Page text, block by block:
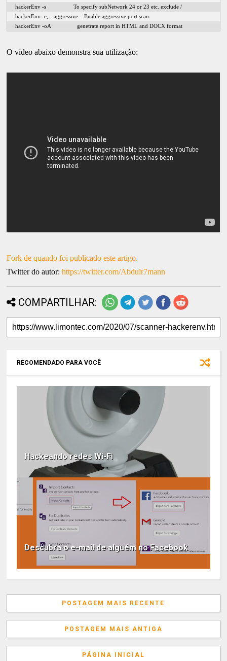
hackerEnv -s                  To specify subNetwork 24 or 23 etc. exclude /
hackerEnv -e, --aggressive    Enable aggressive port scan
hackerEnv -oA                 genetrate report in HTML and DOCX format
O vídeo abaixo demonstra sua utilização:
Fork de quando foi publicado este artigo.
Twitter do autor:https://twitter.com/Abdulr7mann
COMPARTILHAR:
RECOMENDADO PARA VOCÊ
Hackeando redes Wi-Fi
Descubra o e-mail de alguém no Facebook
POSTAGEM MAIS RECENTE
POSTAGEM MAIS ANTIGA
PÁGINA INICIAL